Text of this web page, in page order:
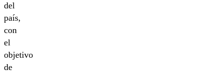
del
país,
con
el
objetivo
de